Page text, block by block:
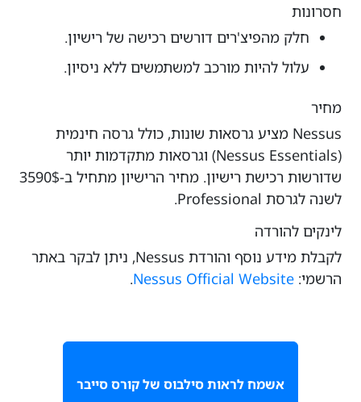
חסרונות
חלק מהפיצ'רים דורשים רכישה של רישיון.
עלול להיות מורכב למשתמשים ללא ניסיון.
מחיר
Nessus מציע גרסאות שונות, כולל גרסה חינמית
(Nessus Essentials) וגרסאות מתקדמות יותר
שדורשות רכישת רישיון. מחיר הרישיון מתחיל ב-3590$
לשנה לגרסת Professional.
לינקים להורדה
לקבלת מידע נוסף והורדת Nessus, ניתן לבקר באתר
הרשמי: Nessus Official Website
.
אשמח לראות סילבוס של קורס סייבר